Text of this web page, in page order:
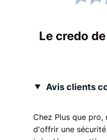
Le credo
Avis clients
Chez Plus que pro,
d'offrir une